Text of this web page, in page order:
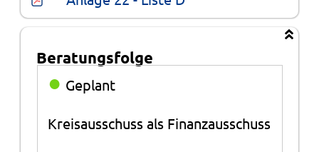
Beratungsfolge
Beratungsfolge
● Geplant
Kreisausschuss als Finanzausschuss